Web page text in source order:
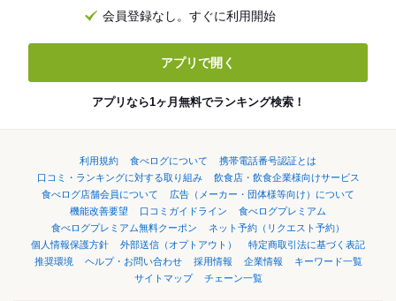
会員登録なし。すぐに利用開始
アプリで開く
アプリなら1ヶ月無料でランキング検索！
利用規約 食べログについて
携帯電話番号認証とは
口コミ・ランキングに対する取り組み
飲食店・飲食企業様向けサービス
食べログ店舗会員について
広告（メーカー・団体様等向け）について
機能改善要望
口コミガイドライン
食べログプレミアム
食べログプレミアム無料クーポン
ネット予約（リクエスト予約）
個人情報保護方針
外部送信（オプトアウト）
特定商取引法に基づく表記
推奨環境
ヘルプ・お問い合わせ 採用情報 企業情報
キーワード一覧
サイトマップ
チェーン一覧